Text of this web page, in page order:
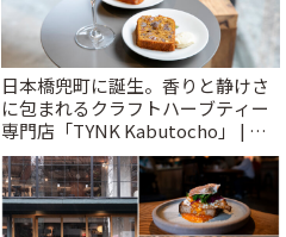
日本橋兜町に誕生。香りと静けさ
に包まれるクラフトハーブティー
専門店「TYNK Kabutocho」 | こ
とりっぷ